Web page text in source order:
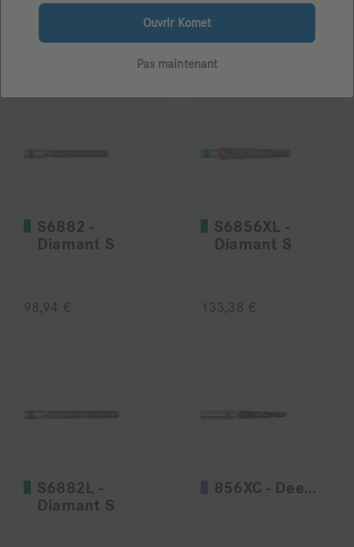
98,94 € 98,94 €
S6882 -
Diamant S
98,94 €
S6856XL -
Diamant S
133,38 €
S6882L -
Diamant S
856XC - Deep Purple
Ouvrir Komet
Pas maintenant